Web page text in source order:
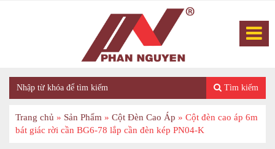
Tìm kiếm
Trang chủ » Sản Phẩm » Cột Đèn Cao Áp » Cột đèn cao áp 6m
bát giác rời cần BG6-78 lắp cần đèn kép PN04-K